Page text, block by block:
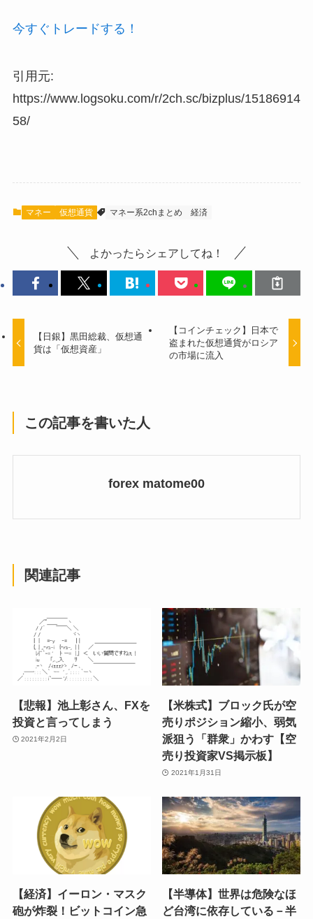
今すぐトレードする！
引用元:
https://www.logsoku.com/r/2ch.sc/bizplus/15186914
58/
マネー 仮想通貨 マネー系2chまとめ 経済
よかったらシェアしてね！
【日銀】黒田総裁、仮想通
貨は「仮想資産」
【コインチェック】日本で
盗まれた仮想通貨がロシア
の市場に流入
この記事を書いた人
forex matome00
関連記事
【悲報】池上彰さん、FXを
投資と言ってしまう
2021年2月2日
【米株式】ブロック氏が空
売りポジション縮小、弱気
派狙う「群衆」かわす【空
売り投資家VS掲示板】
2021年1月31日
【経済】イーロン・マスク
砲が炸裂！ビットコイン急
【半導体】世界は危険なほ
ど台湾に依存している－半